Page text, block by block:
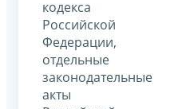
кодекса
Российской
Федерации,
отдельные
законодательные
акты